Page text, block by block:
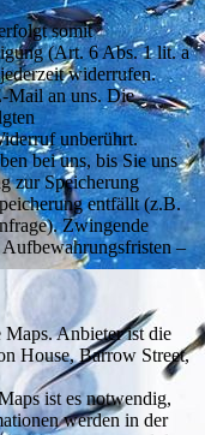
somit
(Art. 6 Abs. 1 lit. a
widerrufen.
Mail an uns. Die
unberührt.
bei uns, bis Sie uns
zur Speicherung
entfällt (z.B.
Zwingende
Aufbewahrungsfristen –
Maps. Anbieter ist die
House, Barrow Street,
ist es notwendig,
werden in der